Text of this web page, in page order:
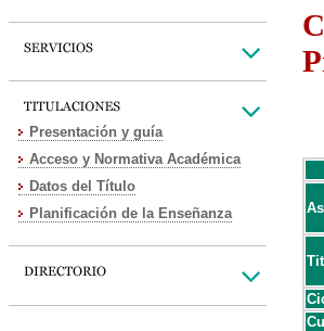
Presentación y guía
Acceso y Normativa Académica
Datos del Título
Planificación de la Enseñanza